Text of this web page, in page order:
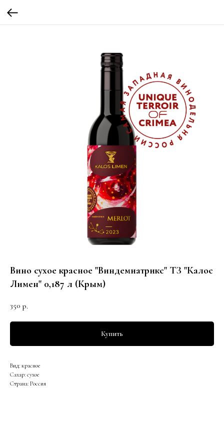
Вино сухое красное "Виндемиатрикс" ТЗ "Калос
Лимен" 0,187 л (Крым)
350 р.
Купить
Вид: красное
Сахар: сухое
Страна: Россия